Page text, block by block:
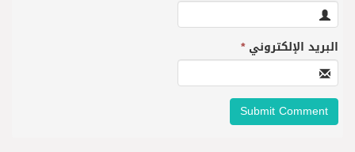
البريد الإلكتروني*